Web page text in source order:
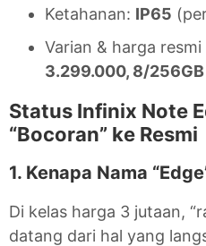
Ketahanan: IP65
Varian & harga
3.299.000, 8/
Status Infinix Note
“Bocoran” ke Resmi
1. Kenapa Nama
Di kelas harga 3 jutaan,
datang dari hal yang